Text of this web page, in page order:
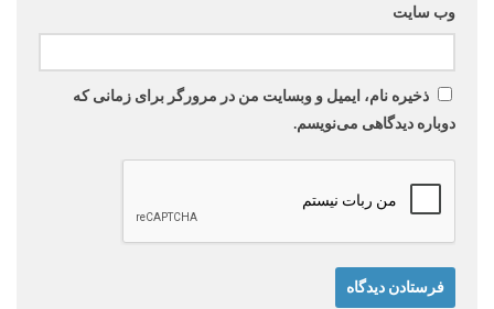
وب‌ سایت
ذخیره نام، ایمیل و وبسایت من در مرورگر برای زمانی که
دوباره دیدگاهی می‌نویسم.